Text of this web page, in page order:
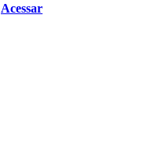
Acessar